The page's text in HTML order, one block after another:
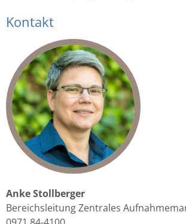
Kontakt
Anke Stollberger
Bereichsleitung Zentrales